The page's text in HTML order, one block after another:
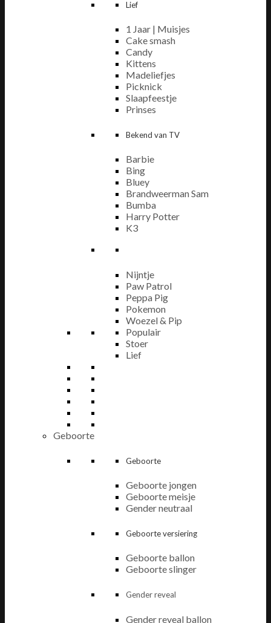
Lief
1 Jaar | Muisjes
Cake smash
Candy
Kittens
Madeliefjes
Picknick
Slaapfeestje
Prinses
Bekend van TV
Barbie
Bing
Bluey
Brandweerman Sam
Bumba
Harry Potter
K3
Nijntje
Paw Patrol
Peppa Pig
Pokemon
Woezel & Pip
Populair
Stoer
Lief
Geboorte
Geboorte
Geboorte jongen
Geboorte meisje
Gender neutraal
Geboorte versiering
Geboorte ballon
Geboorte slinger
Gender reveal
Gender reveal ballon